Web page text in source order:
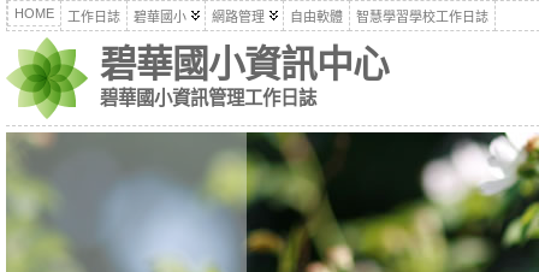
HOME 工作日誌 碧華國小 網路管理 自由軟體 智慧學習學校工作日誌
碧華國小資訊中心
碧華國小資訊管理工作日誌